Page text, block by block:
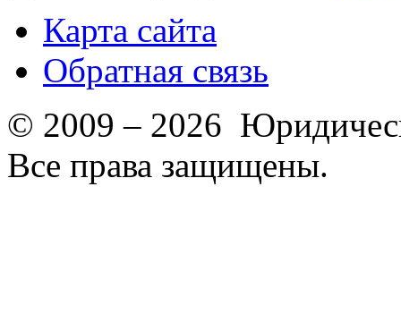
Карта сайта
Обратная связь
© 2009 – 2026
Все права защищены.